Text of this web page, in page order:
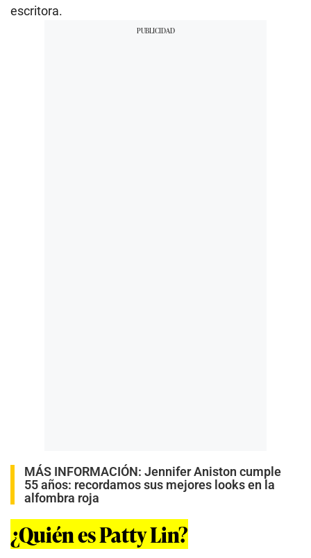
escritora.
MÁS INFORMACIÓN: Jennifer Aniston cumple
55 años: recordamos sus mejores looks en la
alfombra roja
¿Quién es Patty Lin?